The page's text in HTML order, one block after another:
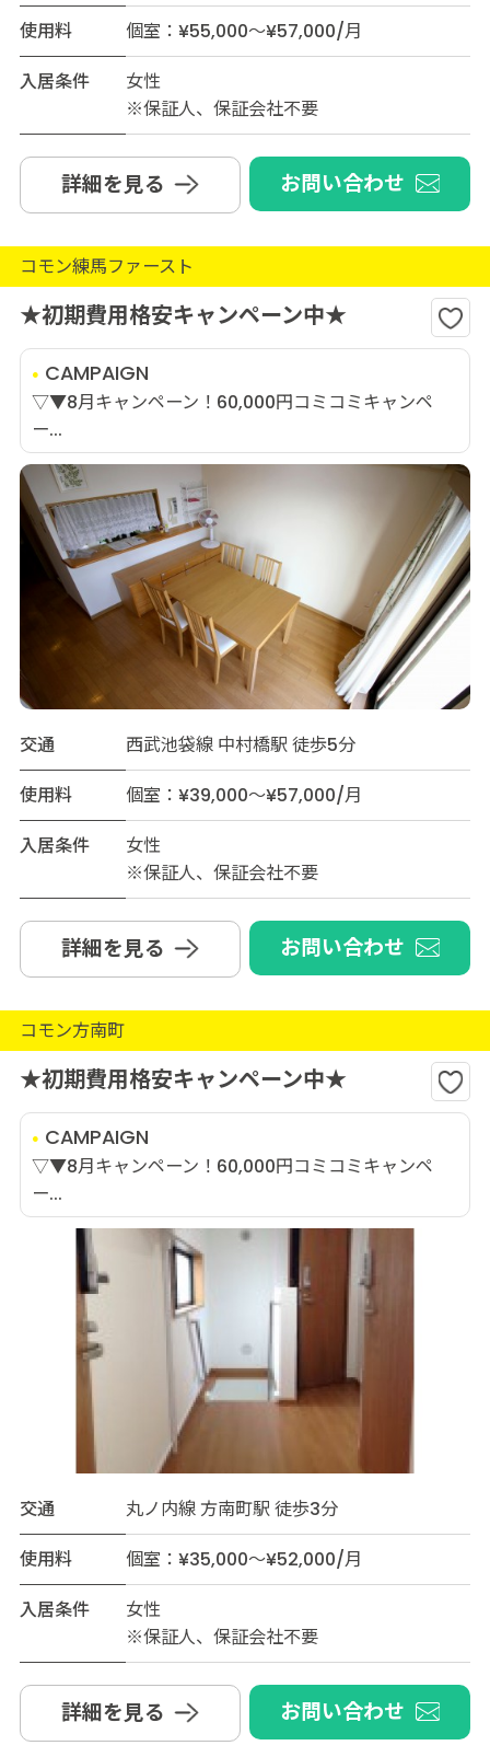
使用料
個室：¥55,000～¥57,000/月
入居条件
女性
※保証人、保証会社不要
詳細を見る お問い合わせ
コモン練馬ファースト
★初期費用格安キャンペーン中★
CAMPAIGN
▽▼8月キャンペーン！60,000円コミコミキャンペ
ー...
交通
西武池袋線 中村橋駅 徒歩5分
使用料
個室：¥39,000～¥57,000/月
入居条件
女性
※保証人、保証会社不要
詳細を見る お問い合わせ
コモン方南町
★初期費用格安キャンペーン中★
CAMPAIGN
▽▼8月キャンペーン！60,000円コミコミキャンペ
ー...
交通
丸ノ内線 方南町駅 徒歩3分
使用料
個室：¥35,000～¥52,000/月
入居条件
女性
※保証人、保証会社不要
詳細を見る お問い合わせ